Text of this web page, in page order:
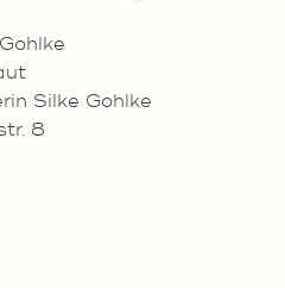
Silke Gohlke
8